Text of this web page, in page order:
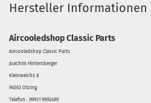
Hersteller Informationen
Aircooledshop Classic Parts
Aircooledshop Classic Parts
Joachim Hintersberger
Kleinweichs 8
94563 Otzing
Telefon : 09931 9992490